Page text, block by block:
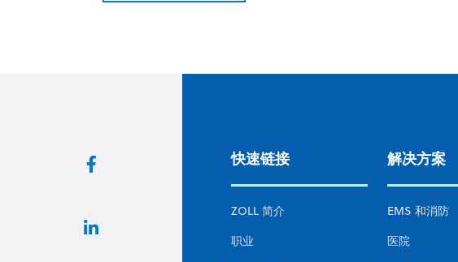
快速链接
ZOLL 简介
职业
解决方案
EMS 和消防
医院